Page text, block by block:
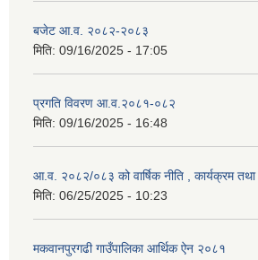
बजेट आ.व. २०८२-२०८३
मिति: 09/16/2025 - 17:05
प्रगति विवरण आ.व.२०८१-०८२
मिति: 09/16/2025 - 16:48
आ.व. २०८२/०८३ को वार्षिक नीति , कार्यक्रम
मिति: 06/25/2025 - 10:23
मकवानपुरगढी गाउँपालिका आर्थिक ‌‌‌ऐन २०८१